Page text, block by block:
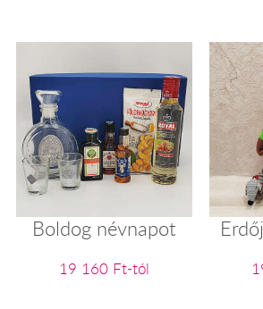
Boldog névnapot
19 160 Ft-tól